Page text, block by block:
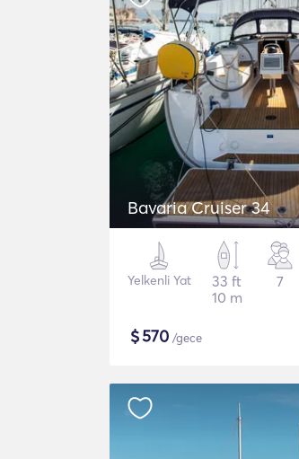
Bavaria Cruiser 34
Yelkenli Yat
33 ft
10 m
7
$570 /gece